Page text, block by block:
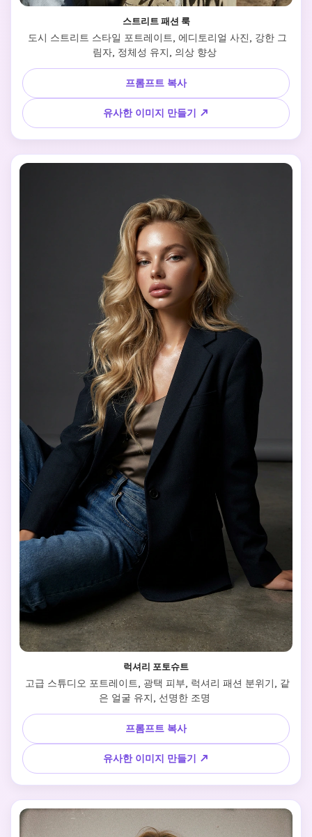
스트리트 패션 룩
도시 스트리트 스타일 포트레이트, 에디토리얼 사진, 강한 그
프롬프트 복사
유사한 이미지 만들기 ↗
럭셔리 포토슈트
고급 스튜디오 포트레이트, 광택 피부, 럭셔리 패션 분위기, 같
프롬프트 복사
유사한 이미지 만들기 ↗